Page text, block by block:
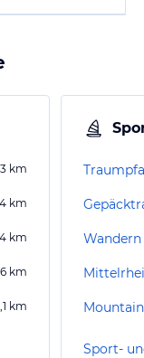
km
km
km
km
km
Sport-